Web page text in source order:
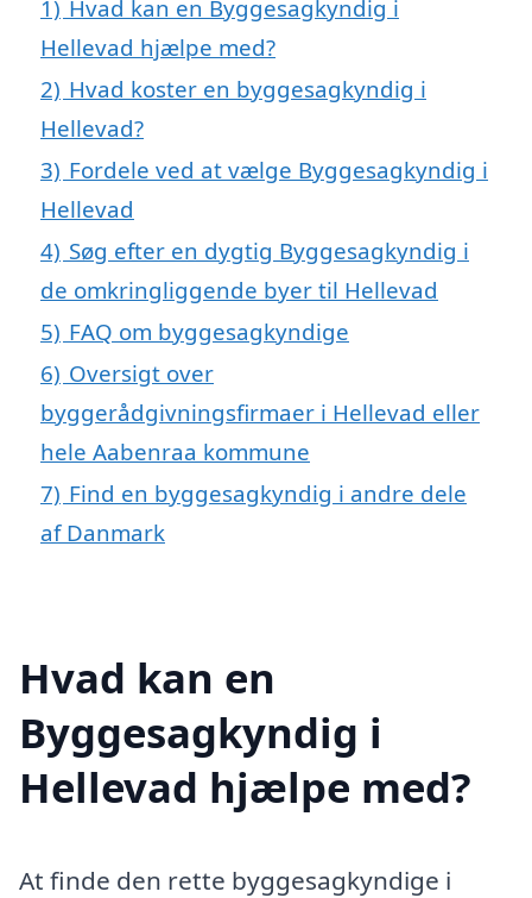
1) Hvad kan en Byggesagkyndig i
Hellevad hjælpe med?
2) Hvad koster en byggesagkyndig i
Hellevad?
3) Fordele ved at vælge Byggesagkyndig i
Hellevad
4) Søg efter en dygtig Byggesagkyndig i
de omkringliggende byer til Hellevad
5) FAQ om byggesagkyndige
6) Oversigt over
byggerådgivningsfirmaer i Hellevad eller
hele Aabenraa kommune
7) Find en byggesagkyndig i andre dele
af Danmark
Hvad kan en
Byggesagkyndig i
Hellevad hjælpe med?
At finde den rette byggesagkyndige i